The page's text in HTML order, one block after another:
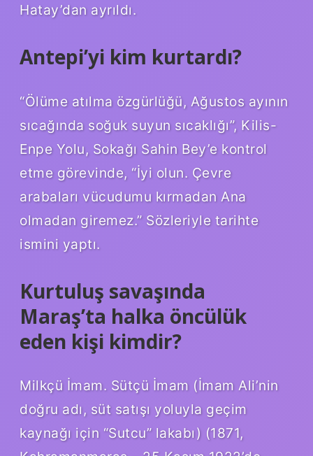
Hatay’dan ayrıldı.
Antepi’yi kim kurtardı?
“Ölüme atılma özgürlüğü, Ağustos ayının
sıcağında soğuk suyun sıcaklığı”, Kilis-
Enpe Yolu, Sokağı Sahin Bey’e kontrol
etme görevinde, “İyi olun. Çevre
arabaları vücudumu kırmadan Ana
olmadan giremez.” Sözleriyle tarihte
ismini yaptı.
Kurtuluş savaşında
Maraş’ta halka öncülük
eden kişi kimdir?
Milkçü İmam. Sütçü İmam (İmam Ali’nin
doğru adı, süt satışı yoluyla geçim
kaynağı için “Sutcu” lakabı) (1871,